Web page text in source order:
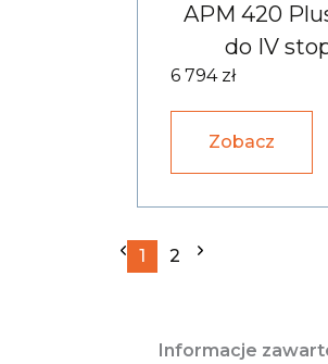
APM 420
do IV
6 794 zł
Zobacz
1 2
Informacje